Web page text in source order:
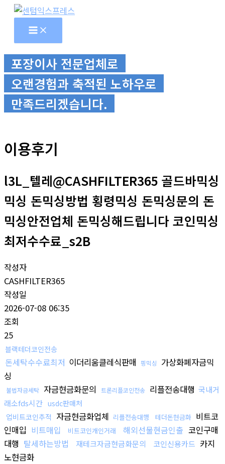
너
뛰
포장이사 전문업체로
오랜경험과 축적된 노하우로
만족드리겠습니다.
이용후기
l3L_텔레@CASHFILTER365 골드바믹싱
믹싱 돈믹싱방법 횡령믹싱 돈믹싱문의 돈
믹싱안전업체 돈믹싱해드립니다 코인믹싱
최저수수료_s2B
작성자
CASHFILTER365
작성일
2026-07-08 06:35
조회
25
블랙테더코인전송
돈세탁수수료최저 이더리움클레식판매 핑믹싱
가상화폐자금믹
싱
불법자금세탁 자금현금화문의 트론리플코인전송 리플전송대행 국내거
래소fds시간 usdc판매처
업비트코인추적 자금현금화업체 리플전송대행 테더돈현금화 비트코
인매입 비트매입 비트코인개인거래 해외선물현금인출 코인구매
대행 탈세하는방법 재테크자금현금화문의 코인신용카드 카지
노현금화